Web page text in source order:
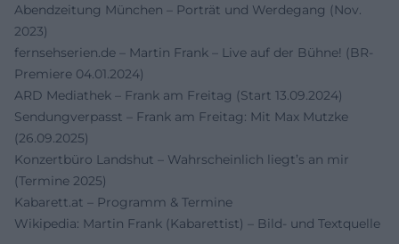
Abendzeitung München – Porträt und Werdegang (Nov.
2023)
fernsehserien.de – Martin Frank – Live auf der Bühne! (BR-
Premiere 04.01.2024)
ARD Mediathek – Frank am Freitag (Start 13.09.2024)
Sendungverpasst – Frank am Freitag: Mit Max Mutzke
(26.09.2025)
Konzertbüro Landshut – Wahrscheinlich liegt’s an mir
(Termine 2025)
Kabarett.at – Programm & Termine
Wikipedia: Martin Frank (Kabarettist) – Bild- und Textquelle